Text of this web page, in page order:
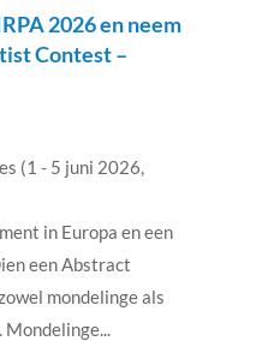
2026 en neem
Contest –
(1 - 5 juni 2026,
in Europa en een
een Abstract
mondelinge als